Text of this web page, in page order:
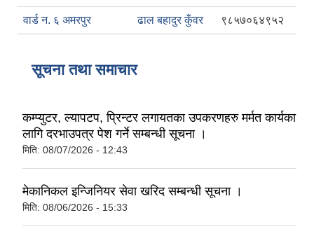
वार्ड न. ६ अमरपुर ढाल बहादुर कुँवर ९८५७०६४९५२
सूचना तथा समाचार
कम्प्युटर, ल्यापटप, प्रिन्टर लगायतका उपकरणहरु मर्मत कार्यका
लागि दरभाउपत्र पेश गर्ने सम्बन्धी सूचना ।
मिति: 08/07/2026 - 12:43
मेकानिकल इन्जिनियर सेवा खरिद सम्बन्धी सूचना ।
मिति: 08/06/2026 - 15:33